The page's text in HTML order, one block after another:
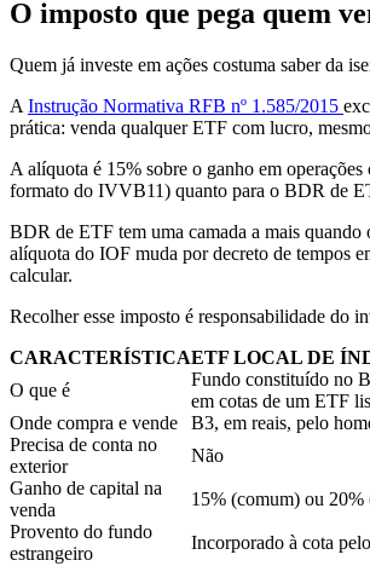
O imposto que pega quem
Quem já investe em ações costuma saber da
A Instrução Normativa RFB nº 1.585/2015
prática: venda qualquer ETF com lucro,
A alíquota é 15% sobre o ganho em
formato do IVVB11) quanto para o BDR de
BDR de ETF tem uma camada a mais quando
alíquota do IOF muda por decreto de tempos
calcular.
Recolher esse imposto é responsabilidade do
CARACTERÍSTICAETF LOCAL DE
O que é
Fundo constituído no
em cotas de um ETF
Onde compra e vende
B3, em reais, pelo
Precisa de conta no
exterior
Não
Ganho de capital na
venda
15% (comum) ou 20%
Provento do fundo
estrangeiro
Incorporado à cota